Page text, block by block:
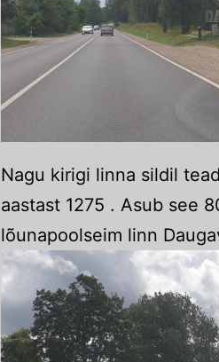
Nagu kirigi linna sildil
aastast 1275 . Asub see
lõunapoolseim linn